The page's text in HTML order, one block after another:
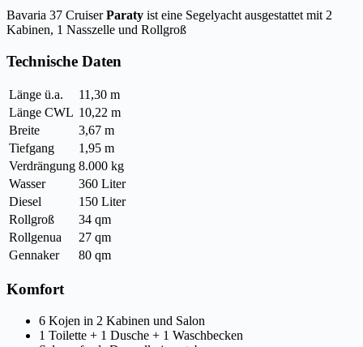
Bavaria 37 CruiserParaty ist eine Segelyacht ausgestattet mit 2
Kabinen, 1 Nasszelle und Rollgroß
Technische Daten
Länge ü.a.
11,30 m
Länge CWL 10,22 m
Breite
3,67 m
Tiefgang
1,95 m
Verdrängung 8.000 kg
Wasser
360 Liter
Diesel
150 Liter
Rollgroß
34 qm
Rollgenua
27 qm
Gennaker
80 qm
Komfort
6 Kojen in 2 Kabinen und Salon
1 Toilette + 1 Dusche + 1 Waschbecken